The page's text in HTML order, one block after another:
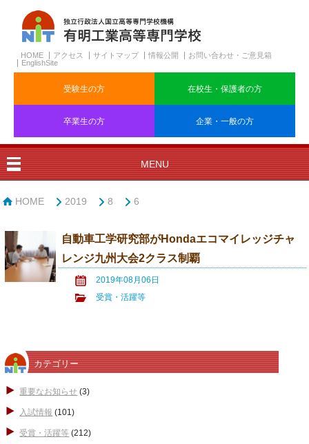
HOME アクセス サイトマップ 情報公開
お問い合わせ・ご意見箱
EnglishSite
受験生の方 在校生・保護者の方
卒業生の方 企業・一般の方
MENU
HOME 2019 8 6
自動車工学研究部がHondaエコマイレッジチャ
レンジ九州大会2クラス制覇
2019年08月06日
受賞・活躍等
カテゴリー
重要なお知らせ (3)
入試情報 (101)
受賞・活躍等 (212)